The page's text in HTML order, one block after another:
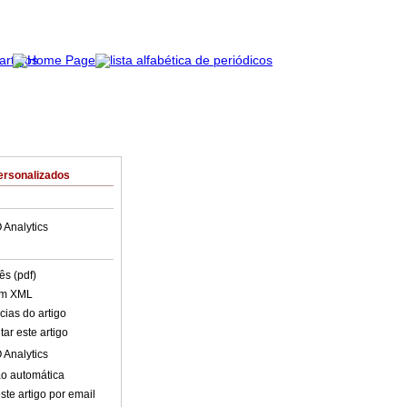
Analytics
(pdf)
XML
do artigo
este artigo
Analytics
automática
artigo por email